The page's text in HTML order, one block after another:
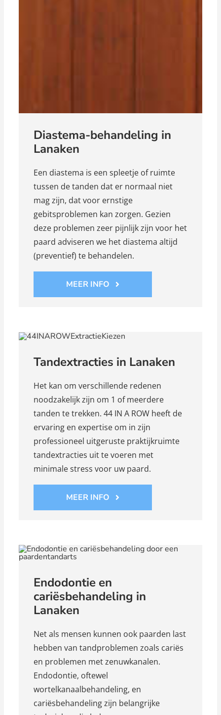
Diastema-behandeling in
Lanaken
Een diastema is een spleetje of ruimte
tussen de tanden dat er normaal niet
mag zijn, dat voor ernstige
gebitsproblemen kan zorgen. Gezien
deze problemen zeer pijnlijk zijn voor het
paard adviseren we het diastema altijd
(preventief) te behandelen.
MEER INFO
Tandextracties in Lanaken
Het kan om verschillende redenen
noodzakelijk zijn om 1 of meerdere
tanden te trekken. 44 IN A ROW heeft de
ervaring en expertise om in zijn
professioneel uitgeruste praktijkruimte
tandextracties uit te voeren met
minimale stress voor uw paard.
MEER INFO
Endodontie en
cariësbehandeling in
Lanaken
Net als mensen kunnen ook paarden last
hebben van tandproblemen zoals cariës
en problemen met zenuwkanalen.
Endodontie, oftewel
wortelkanaalbehandeling, en
cariësbehandeling zijn belangrijke